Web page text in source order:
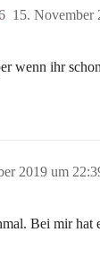
15. November
wenn ihr
2019 um
Bei mir hat